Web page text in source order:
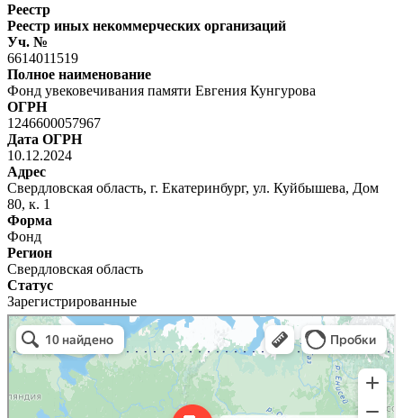
Реестр
Реестр иных некоммерческих организаций
Уч. №
6614011519
Полное наименование
Фонд увековечивания памяти Евгения Кунгурова
ОГРН
1246600057967
Дата ОГРН
10.12.2024
Адрес
Свердловская область, г. Екатеринбург, ул. Куйбышева, Дом
80, к. 1
Форма
Фонд
Регион
Свердловская область
Статус
Зарегистрированные